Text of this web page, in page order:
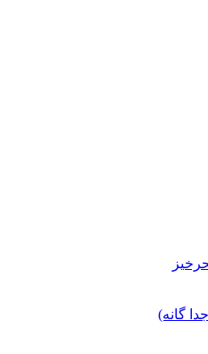
گانه)